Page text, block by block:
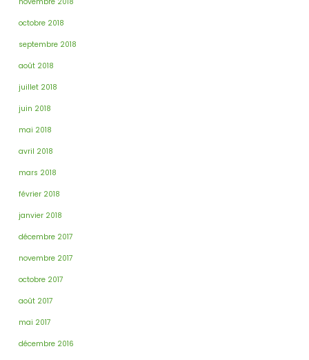
octobre 2018
septembre 2018
août 2018
juillet 2018
juin 2018
mai 2018
avril 2018
mars 2018
février 2018
janvier 2018
décembre 2017
novembre 2017
octobre 2017
août 2017
mai 2017
décembre 2016